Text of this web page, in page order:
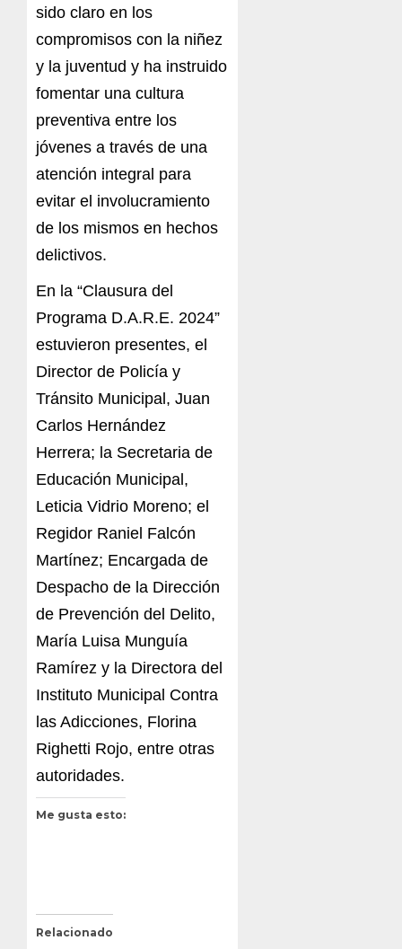
sido claro en los
compromisos con la niñez
y la juventud y ha instruido
fomentar una cultura
preventiva entre los
jóvenes a través de una
atención integral para
evitar el involucramiento
de los mismos en hechos
delictivos.
En la “Clausura del
Programa D.A.R.E. 2024”
estuvieron presentes, el
Director de Policía y
Tránsito Municipal, Juan
Carlos Hernández
Herrera; la Secretaria de
Educación Municipal,
Leticia Vidrio Moreno; el
Regidor Raniel Falcón
Martínez; Encargada de
Despacho de la Dirección
de Prevención del Delito,
María Luisa Munguía
Ramírez y la Directora del
Instituto Municipal Contra
las Adicciones, Florina
Righetti Rojo, entre otras
autoridades.
Me gusta esto:
Relacionado